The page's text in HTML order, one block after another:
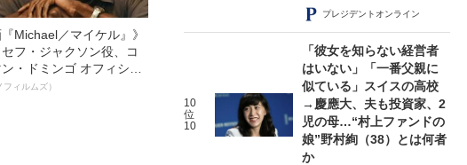
『Michael／マイケル』》
フ・ジャクソン役、コ
・ドミンゴ オフィシャ
ビュー“観客を魅了した
フィルムズ）
プレジデントオンライン
10
位
10
「彼女を知らない経営者
はいない」「一番父親に
似ている」スイスの高校
→慶應大、夫も投資家、2
児の母…“村上ファンドの
娘”野村絢（38）とは何者
か